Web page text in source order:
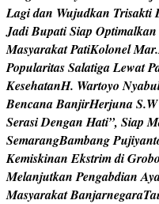
Lagidan Wujudkan Trisakti
JadiBupatiSiap Optimalkan
MasyarakatPatiKolonelMar.
PopularitasSalatigaLewatP
KesehatanH. Wartoyo Nyabu
BencanaBanjirHerjunaS.W
SerasiDengan Hati”, Siap M
SemarangBambangPujiyant
Kemiskinan EkstrimdiGrobo
Melanjutkan Pengabdian Ay
MasyarakatBanjarnegaraTa